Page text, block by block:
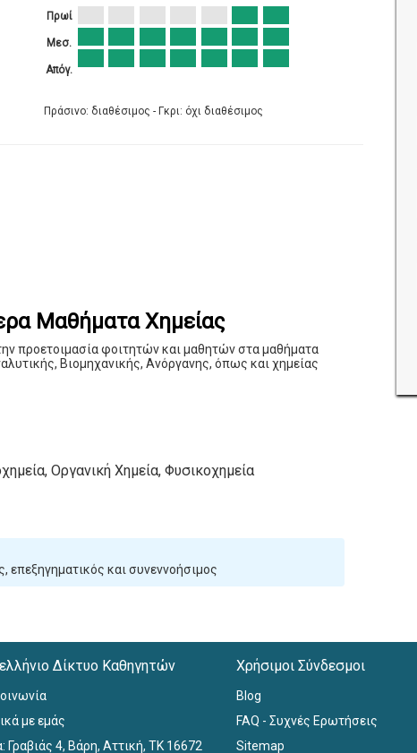
Πρωί
Μεσ.
Απόγ.
Πράσινο: διαθέσιμος - Γκρι: όχι διαθέσιμος
Μαθήματα Χημείας
προετοιμασία φοιτητών και μαθητών στα μαθήματα
Βιομηχανικής, Ανόργανης, όπως και χημείας
Οργανική Χημεία, Φυσικοχημεία
επεξηγηματικός και συνεννοήσιμος
Δίκτυο Καθηγητών
με εμάς
Γραβιάς 4, Βάρη, Αττική, ΤΚ 16672
Χρήσιμοι Σύνδεσμοι
Blog
FAQ - Συχνές Ερωτήσεις
Sitemap